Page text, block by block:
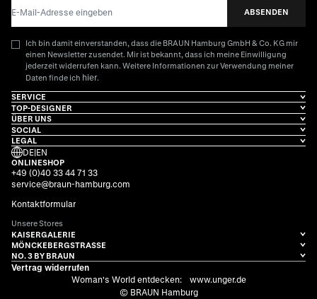
ABSENDEN
Ich bin damit einverstanden, dass die BRAUN Hamburg GmbH & Co. KG mir
einen Newsletter zusendet. Mir ist bekannt, dass ich meine Einwilligung
jederzeit widerrufen kann. Weitere Informationen zur Verwendung meiner
Daten finde ich hier.
SERVICE
TOP-DESIGNER
ÜBER UNS
SOCIAL
LEGAL
DE|EN
ONLINESHOP
+49 (0)40 33 44 71 33
service@braun-hamburg.com
Kontaktformular
Unsere Stores
KAISERGALERIE
MÖNCKEBERGSTRASSE
NO. 3 BY BRAUN
Vertrag widerrufen
Woman's World entdecken:
www.unger.de
© BRAUN Hamburg